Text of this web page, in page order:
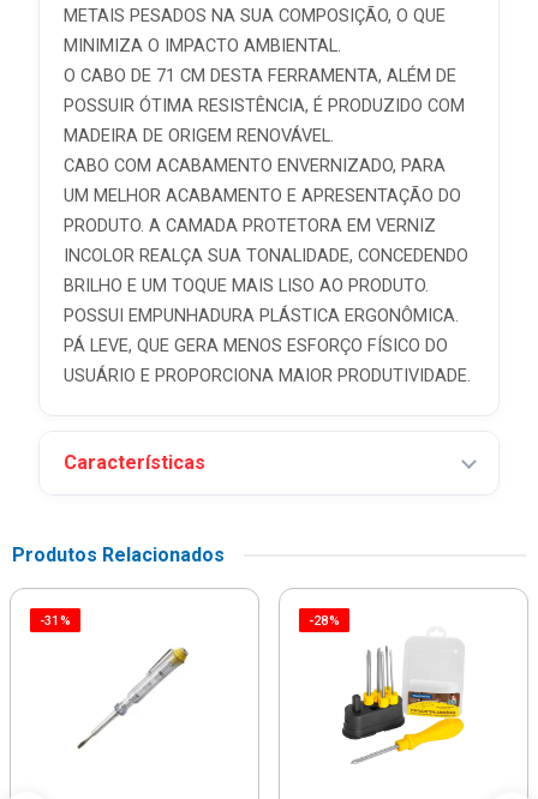
METAIS PESADOS NA SUA COMPOSIÇÃO, O QUE
MINIMIZA O IMPACTO AMBIENTAL.
O CABO DE 71 CM DESTA FERRAMENTA, ALÉM DE
POSSUIR ÓTIMA RESISTÊNCIA, É PRODUZIDO COM
MADEIRA DE ORIGEM RENOVÁVEL.
CABO COM ACABAMENTO ENVERNIZADO, PARA
UM MELHOR ACABAMENTO E APRESENTAÇÃO DO
PRODUTO. A CAMADA PROTETORA EM VERNIZ
INCOLOR REALÇA SUA TONALIDADE, CONCEDENDO
BRILHO E UM TOQUE MAIS LISO AO PRODUTO.
POSSUI EMPUNHADURA PLÁSTICA ERGONÔMICA.
PÁ LEVE, QUE GERA MENOS ESFORÇO FÍSICO DO
USUÁRIO E PROPORCIONA MAIOR PRODUTIVIDADE.
Características
Produtos Relacionados
-31% -28%